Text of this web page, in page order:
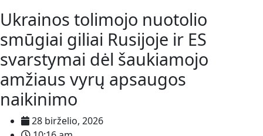
Ukrainos tolimojo nuotolio
smūgiai giliai Rusijoje ir ES
svarstymai dėl šaukiamojo
amžiaus vyrų apsaugos
naikinimo
28 birželio, 2026